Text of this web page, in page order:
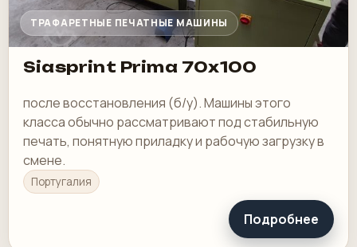
ТРАФАРЕТНЫЕ ПЕЧАТНЫЕ МАШИНЫ
Siasprint Prima 70x100
после восстановления (б/у). Машины этого
класса обычно рассматривают под стабильную
печать, понятную приладку и рабочую загрузку в
смене.
Португалия
Подробнее